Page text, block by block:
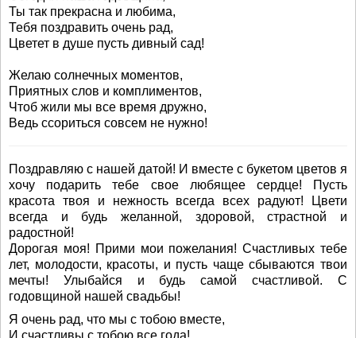
Ты так прекрасна и любима,
Тебя поздравить очень рад,
Цветет в душе пусть дивный сад!
Желаю солнечных моментов,
Приятных слов и комплиментов,
Чтоб жили мы все время дружно,
Ведь ссориться совсем не нужно!
Поздравляю с нашей датой! И вместе с букетом цветов я
хочу подарить тебе свое любящее сердце! Пусть
красота твоя и нежность всегда всех радуют! Цвети
всегда и будь желанной, здоровой, страстной и
радостной!
Дорогая моя! Прими мои пожелания! Счастливых тебе
лет, молодости, красоты, и пусть чаще сбываются твои
мечты! Улыбайся и будь самой счастливой. С
годовщиной нашей свадьбы!
Я очень рад, что мы с тобою вместе,
И счастливы с тобою все года!